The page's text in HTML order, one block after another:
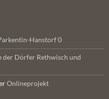
Hanstorf 0
der Dörfer Rethwisch und
Onlineprojekt